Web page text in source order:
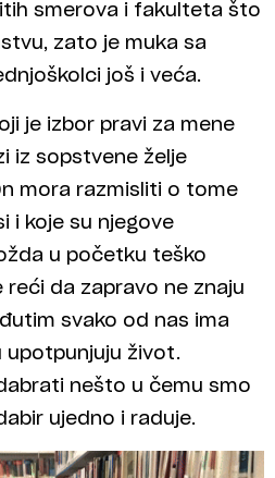
smerova i fakulteta što
zato je muka sa
još i veća.
je izbor pravi za mene
iz sopstvene želje
mora razmisliti o tome
i koje su njegove
u početku teško
da zapravo ne znaju
svako od nas ima
upotpunjuju život.
nešto u čemu smo
ujedno i raduje.